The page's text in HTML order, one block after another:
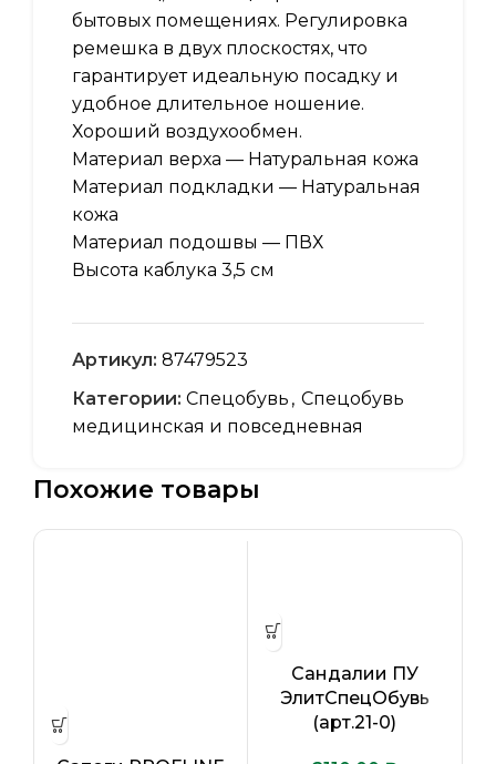
бытовых помещениях. Регулировка
ремешка в двух плоскостях, что
гарантирует идеальную посадку и
удобное длительное ношение.
Хороший воздухообмен.
Материал верха — Натуральная кожа
Материал подкладки — Натуральная
кожа
Материал подошвы — ПВХ
Высота каблука 3,5 см
Артикул: 87479523
Категории: Спецобувь , Спецобувь
медицинская и повседневная
Похожие товары
Сандалии ПУ
ЭлитСпецОбувь
(арт.21-0)